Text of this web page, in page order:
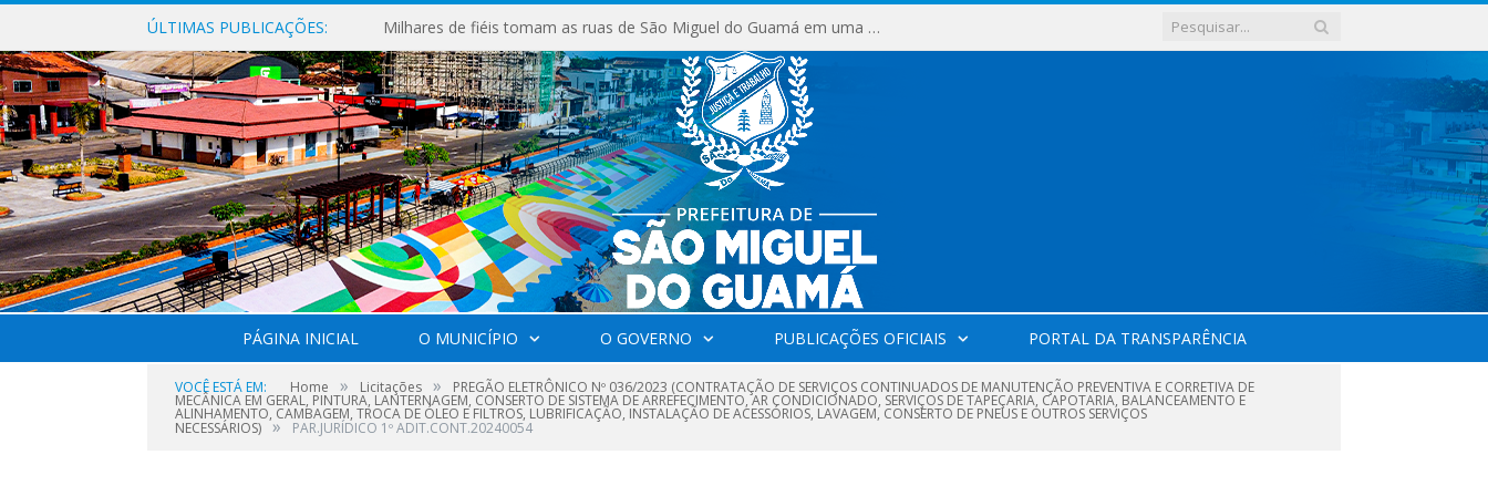
ÚLTIMAS PUBLICAÇÕES: Milhares de fiéis tomam as ruas de São Miguel do Guamá em uma grande celebração de fé na Marcha para Jesus 2026.
PÁGINA INICIAL O MUNICÍPIO O GOVERNO PUBLICAÇÕES OFICIAIS PORTAL DA TRANSPARÊNCIA
VOCÊ ESTÁ EM: Home » Licitações » PREGÃO ELETRÔNICO Nº 036/2023 (CONTRATAÇÃO DE SERVIÇOS CONTINUADOS DE MANUTENÇÃO PREVENTIVA E CORRETIVA DE
MECÂNICA EM GERAL, PINTURA, LANTERNAGEM, CONSERTO DE SISTEMA DE ARREFECIMENTO, AR CONDICIONADO, SERVIÇOS DE TAPEÇARIA, CAPOTARIA, BALANCEAMENTO E
ALINHAMENTO, CAMBAGEM, TROCA DE ÓLEO E FILTROS, LUBRIFICAÇÃO, INSTALAÇÃO DE ACESSÓRIOS, LAVAGEM, CONSERTO DE PNEUS E OUTROS SERVIÇOS
NECESSÁRIOS) » PAR.JURÍDICO 1º ADIT.CONT.20240054